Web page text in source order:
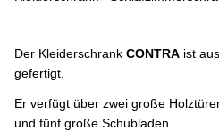
Der Kleiderschrank CONTRA ist
gefertigt.
Er verfügt über zwei große
und fünf große Schubladen.